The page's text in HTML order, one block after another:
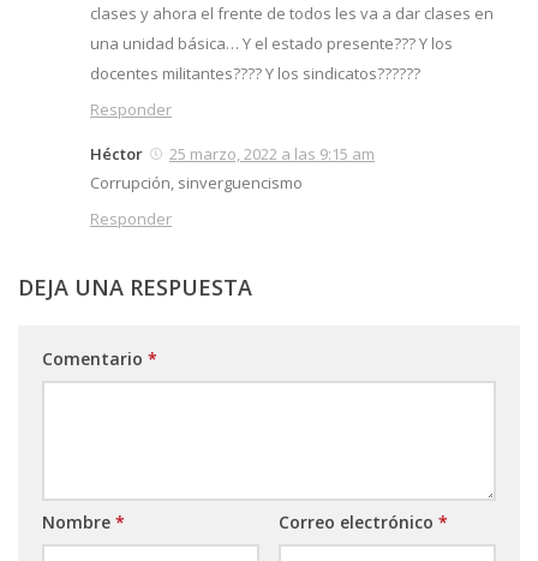
clases y ahora el frente de todos les va a dar clases en
una unidad básica… Y el estado presente??? Y los
docentes militantes???? Y los sindicatos??????
Responder
Héctor
25 marzo, 2022 a las 9:15 am
Corrupción, sinverguencismo
Responder
DEJA UNA RESPUESTA
Comentario *
Nombre * Correo electrónico *